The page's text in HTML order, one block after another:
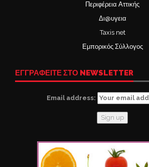
Περιφέρεια Αττικής
Δι@υγεια
Taxis net
Εμπορικός Σύλλογος
ΕΓΓΡΑΦΕΙΤΕ ΣΤΟ NEWSLETTER
Email address: